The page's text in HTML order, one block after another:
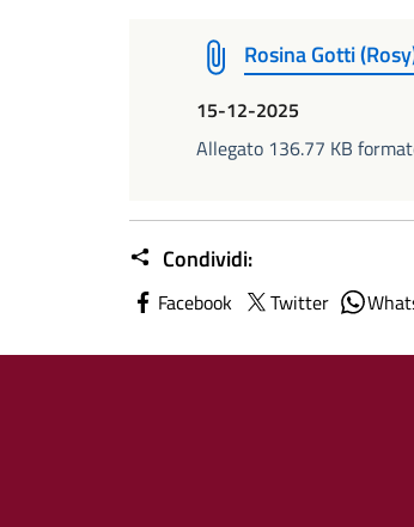
Rosina Gotti
15-12-2025
Allegato 136.77 KB
Condividi:
Facebook Twitter